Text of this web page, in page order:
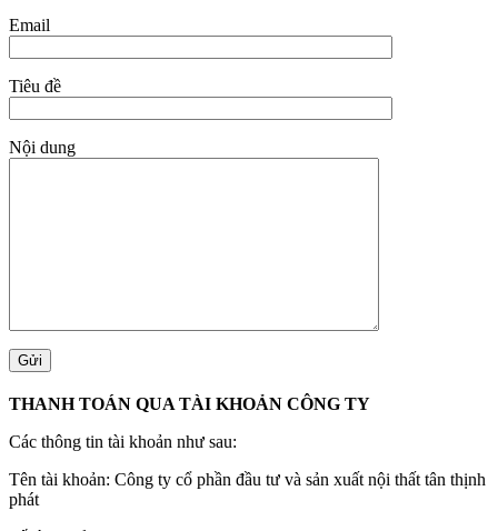
Email
Tiêu đề
Nội dung
THANH TOÁN QUA TÀI KHOẢN CÔNG TY
Các thông tin tài khoản như sau:
Tên tài khoản: Công ty cổ phần đầu tư và sản xuất nội thất tân thịnh
phát